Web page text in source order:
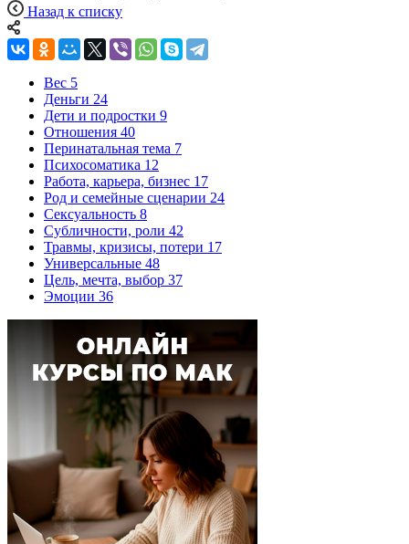
Назад к списку
Вес 5
Деньги 24
Дети и подростки 9
Отношения 40
Перинатальная тема 7
Психосоматика 12
Работа, карьера, бизнес 17
Род и семейные сценарии 24
Сексуальность 8
Субличности, роли 42
Травмы, кризисы, потери 17
Универсальные 48
Цель, мечта, выбор 37
Эмоции 36